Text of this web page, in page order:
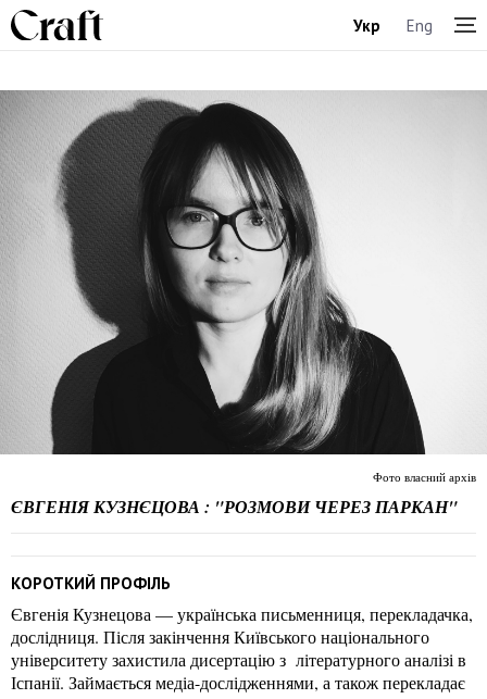
Укр Eng
ЄВГЕНІЯ КУЗНЄЦОВА : "РОЗМОВИ ЧЕРЕЗ ПАРКАН"
Фото власний архів
КОРОТКИЙ ПРОФІЛЬ
Євгенія Кузнецова — українська письменниця, перекладачка,
дослідниця. Після закінчення Київського національного
університету захистила дисертацію з літературного аналізі в
Іспанії. Займається медіа-дослідженнями, а також перекладає